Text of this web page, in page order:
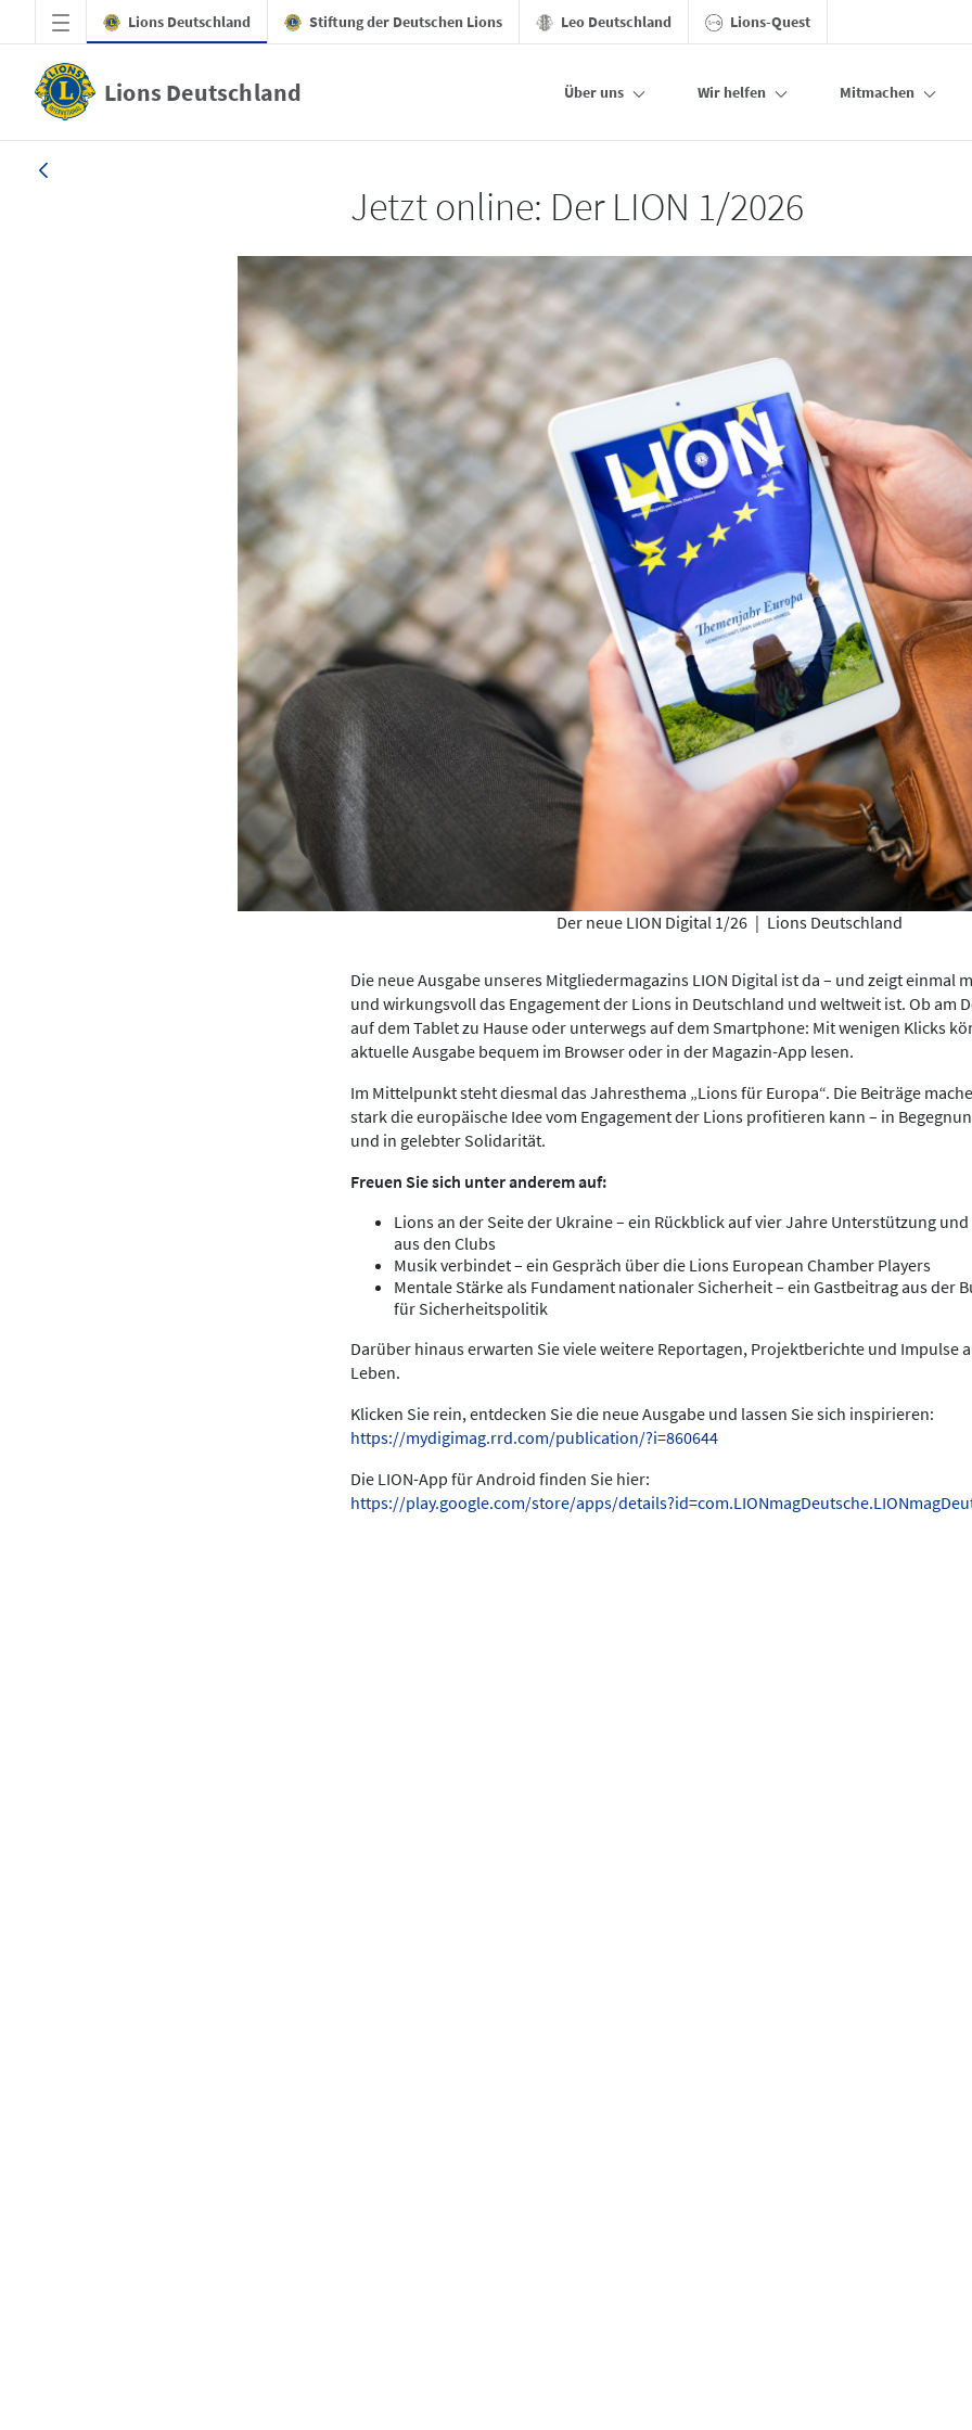
Zum Hauptinhalt springen
Lions Deutschland Stiftung der Deutschen Lions Leo Deutschland Lions-Quest
Lions Deutschland Über uns Wir helfen Mitmachen
Jetzt online: Der LION 1/2026
Der neue LION Digital 1/26 | Lions Deutschland
Die neue Ausgabe unseres Mitgliedermagazins LION Digital ist da – und zeigt einmal
und wirkungsvoll das Engagement der Lions in Deutschland und weltweit ist. Ob am
auf dem Tablet zu Hause oder unterwegs auf dem Smartphone: Mit wenigen Klicks
aktuelle Ausgabe bequem im Browser oder in der Magazin-App lesen.
Im Mittelpunkt steht diesmal das Jahresthema „Lions für Europa“. Die Beiträge
stark die europäische Idee vom Engagement der Lions profitieren kann – in
und in gelebter Solidarität.
Freuen Sie sich unter anderem auf:
Lions an der Seite der Ukraine – ein Rückblick auf vier Jahre Unterstützung
aus den Clubs
Musik verbindet – ein Gespräch über die Lions European Chamber Players
Mentale Stärke als Fundament nationaler Sicherheit – ein Gastbeitrag aus der
für Sicherheitspolitik
Darüber hinaus erwarten Sie viele weitere Reportagen, Projektberichte und Impulse
Leben.
Klicken Sie rein, entdecken Sie die neue Ausgabe und lassen Sie sich inspirieren:
https://mydigimag.rrd.com/publication/?i=860644
Die LION-App für Android finden Sie hier:
https://play.google.com/store/apps/